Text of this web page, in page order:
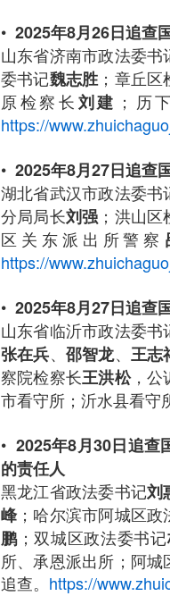
• 2025年8月26日追查
山东省济南市政法委书
委书记魏志胜 ；章丘
原检察长刘建 ；历
https://
• 2025年8月27日追查
湖北省武汉市政法委书
分局局长刘强 ；洪山
区关东派出所警察
https://
• 2025年8月27日追查
山东省临沂市政法委书
张在兵、 邵智龙、 王志
察院检察长王洪松，公
市看守所；沂水县看守
• 2025年8月30日追查
的责任人
黑龙江省政法委书记刘
峰 ；哈尔滨市阿城区
鹏；双城区政法委书记
所、承恩派出所；阿
追查。 https://